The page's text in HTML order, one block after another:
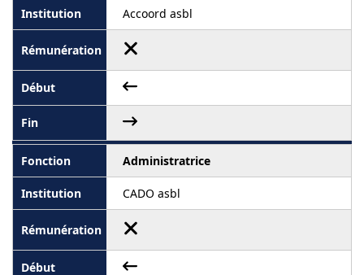
Accoord asbl
Administratrice
CADO asbl